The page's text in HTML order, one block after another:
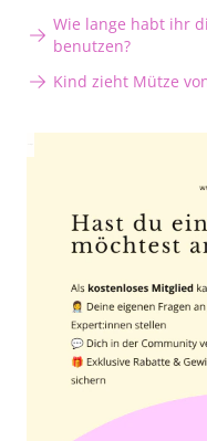
Wie lange habt ihr
benutzen?
Kind zieht Mütze